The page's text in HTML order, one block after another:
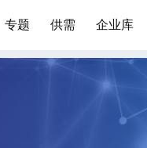
专题 供需 企业库